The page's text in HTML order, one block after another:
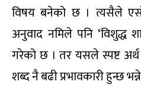
विषय बनेको छ । त्यसैले
अनुवाद नमिले पनि ‘विशुद्ध
गरेको छ । तर यसले स्पष्ट
शब्द नै बढी प्रभावकारी हुन्छ